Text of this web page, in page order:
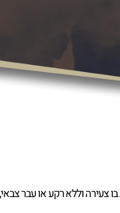
צעירה וללא רקע או עבר